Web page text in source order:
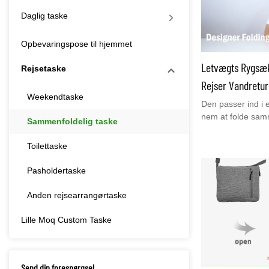
Daglig taske
Opbevaringspose til hjemmet
Rejsetaske
Weekendtaske
Sammenfoldelig taske
Toilettaske
Pasholdertaske
Anden rejsearrangørtaske
Lille Moq Custom Taske
Letvægts
Rejser
Sammenfoldelig
Den passer ind i
nem at folde
dagsture,
shopping.
rygsække. Du er
hjemmeside